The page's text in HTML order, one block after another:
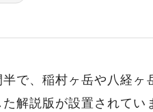
で、稲村ヶ岳や八経
解説版が設置されてい